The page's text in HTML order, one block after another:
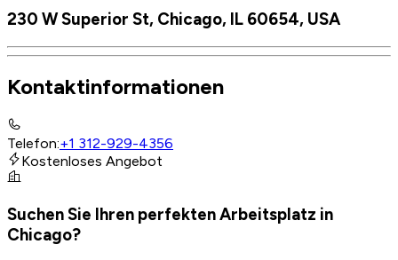
230 W Superior St, Chicago, IL 60654, USA
Kontaktinformationen
Telefon:+1 312-929-4356
Kostenloses Angebot
Suchen Sie Ihren perfekten Arbeitsplatz in
Chicago?